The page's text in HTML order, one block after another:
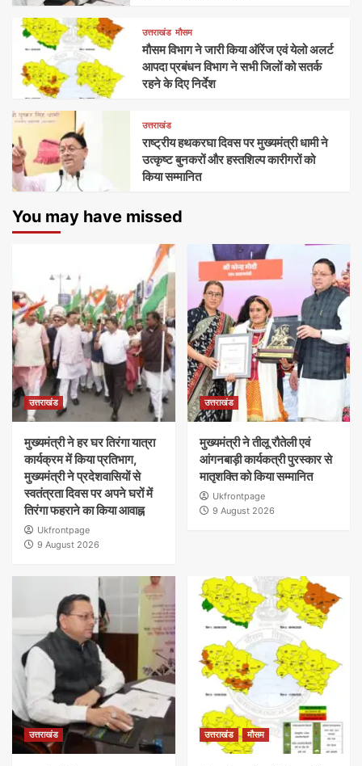
उत्तराखंड मौसम
मौसम विभाग ने जारी किया ऑरेंज एवं येलो अलर्ट
आपदा प्रबंधन विभाग ने सभी जिलों को सतर्क
रहने के दिए निर्देश
उत्तराखंड
राष्ट्रीय हथकरघा दिवस पर मुख्यमंत्री धामी ने
उत्कृष्ट बुनकरों और हस्तशिल्प कारीगरों को
किया सम्मानित
You may have missed
उत्तराखंड
मुख्यमंत्री ने हर घर तिरंगा यात्रा
कार्यक्रम में किया प्रतिभाग,
मुख्यमंत्री ने प्रदेशवासियों से
स्वतंत्रता दिवस पर अपने घरों में
तिरंगा फहराने का किया आवाह्न
Ukfrontpage
9 August 2026
उत्तराखंड
मुख्यमंत्री ने तीलू रौतेली एवं
आंगनबाड़ी कार्यकत्री पुरस्कार से
मातृशक्ति को किया सम्मानित
Ukfrontpage
9 August 2026
उत्तराखंड उत्तराखंड मौसम